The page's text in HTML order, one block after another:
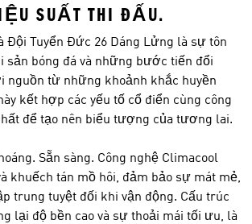
SUẤT THI ĐẤU.
Đội Tuyển Đức 26 Dáng Lửng là sự tôn
sản bóng đá và những bước tiến đổi
từ những khoảnh khắc huyền
kết hợp các yếu tố cổ điển cùng công
để tạo nên biểu tượng của tương lai.
Sẵn sàng. Công nghệ Climacool
khuếch tán mồ hôi, đảm bảo sự mát mẻ,
trung tuyệt đối khi vận động. Cấu trúc
lại độ bền cao và sự thoải mái tối ưu, là